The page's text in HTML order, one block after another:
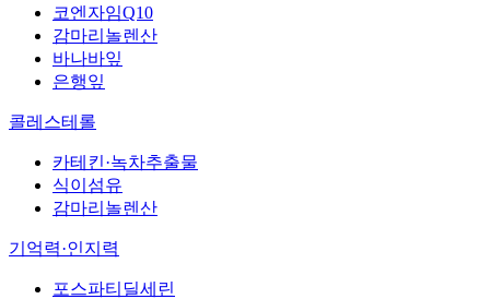
코엔자임Q10
감마리놀렌산
바나바잎
은행잎
콜레스테롤
카테킨·녹차추출물
식이섬유
감마리놀렌산
기억력·인지력
포스파티딜세린